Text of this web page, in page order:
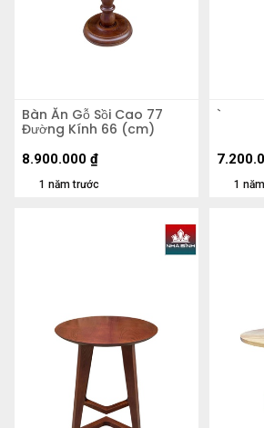
Bàn Ăn Gỗ Sồi Cao 77
Đường Kính 66 (cm)
1 năm trước
8.900.000 ₫
`
1